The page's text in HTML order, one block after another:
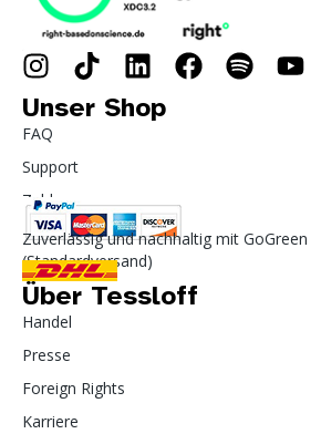
Unser Shop
FAQ
Support
Zahlung
Zuverlässig und nachhaltig mit GoGreen
(Standardversand)
Über Tessloff
Handel
Presse
Foreign Rights
Karriere